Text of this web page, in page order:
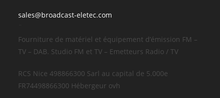
sales@broadcast-eletec.com
¨
Fourniture de matériel et équipement d’émission FM –
TV – DAB. Studio FM et TV – Emetteurs Radio / TV
RCS Nice 498866300 Sarl au capital de 5.000e
FR74498866300 Hébergeur ovh